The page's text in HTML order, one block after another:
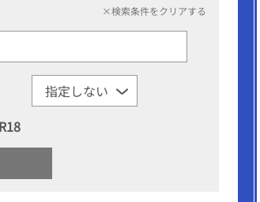
×検索条件をクリアする
R18